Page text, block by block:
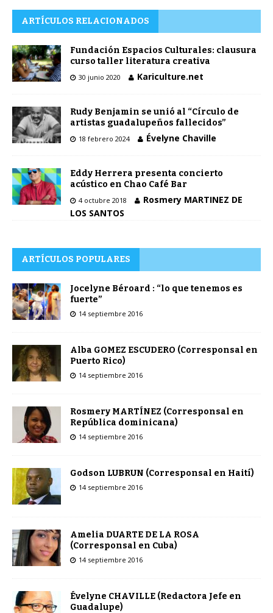
ARTÍCULOS RELACIONADOS
Fundación Espacios Culturales: clausura
curso taller literatura creativa
30 junio 2020 Kariculture.net
Rudy Benjamin se unió al “Círculo de
artistas guadalupeños fallecidos”
18 febrero 2024 Évelyne Chaville
Eddy Herrera presenta concierto
acústico en Chao Café Bar
4 octubre 2018
Rosmery MARTINEZ DE
LOS SANTOS
ARTÍCULOS POPULARES
Jocelyne Béroard : “lo que tenemos es
fuerte”
14 septiembre 2016
Alba GOMEZ ESCUDERO (Corresponsal en
Puerto Rico)
14 septiembre 2016
Rosmery MARTÍNEZ (Corresponsal en
República dominicana)
14 septiembre 2016
Godson LUBRUN (Corresponsal en Haití)
14 septiembre 2016
Amelia DUARTE DE LA ROSA
(Corresponsal en Cuba)
14 septiembre 2016
Évelyne CHAVILLE (Redactora Jefe en
Guadalupe)